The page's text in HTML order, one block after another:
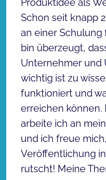
Produktidee als
Schon seit knapp
an einer Schulung
bin überzeugt,
Unternehmer und
wichtig ist zu
funktioniert und
erreichen können.
arbeite ich an
und ich freue
Veröffentlichung
rutscht! Meine